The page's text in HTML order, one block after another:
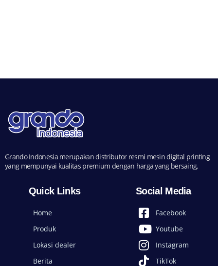
Grando Indonesia merupakan distributor resmi mesin digital printing
yang mempunyai kualitas premium dengan harga yang bersaing.
Quick Links
Home
Produk
Lokasi dealer
Berita
Social Media
Facebook
Youtube
Instagram
TikTok